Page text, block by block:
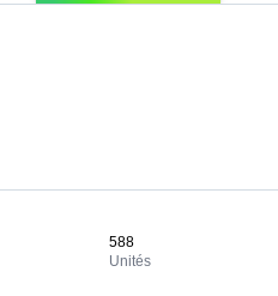
588
Unités
Consulter